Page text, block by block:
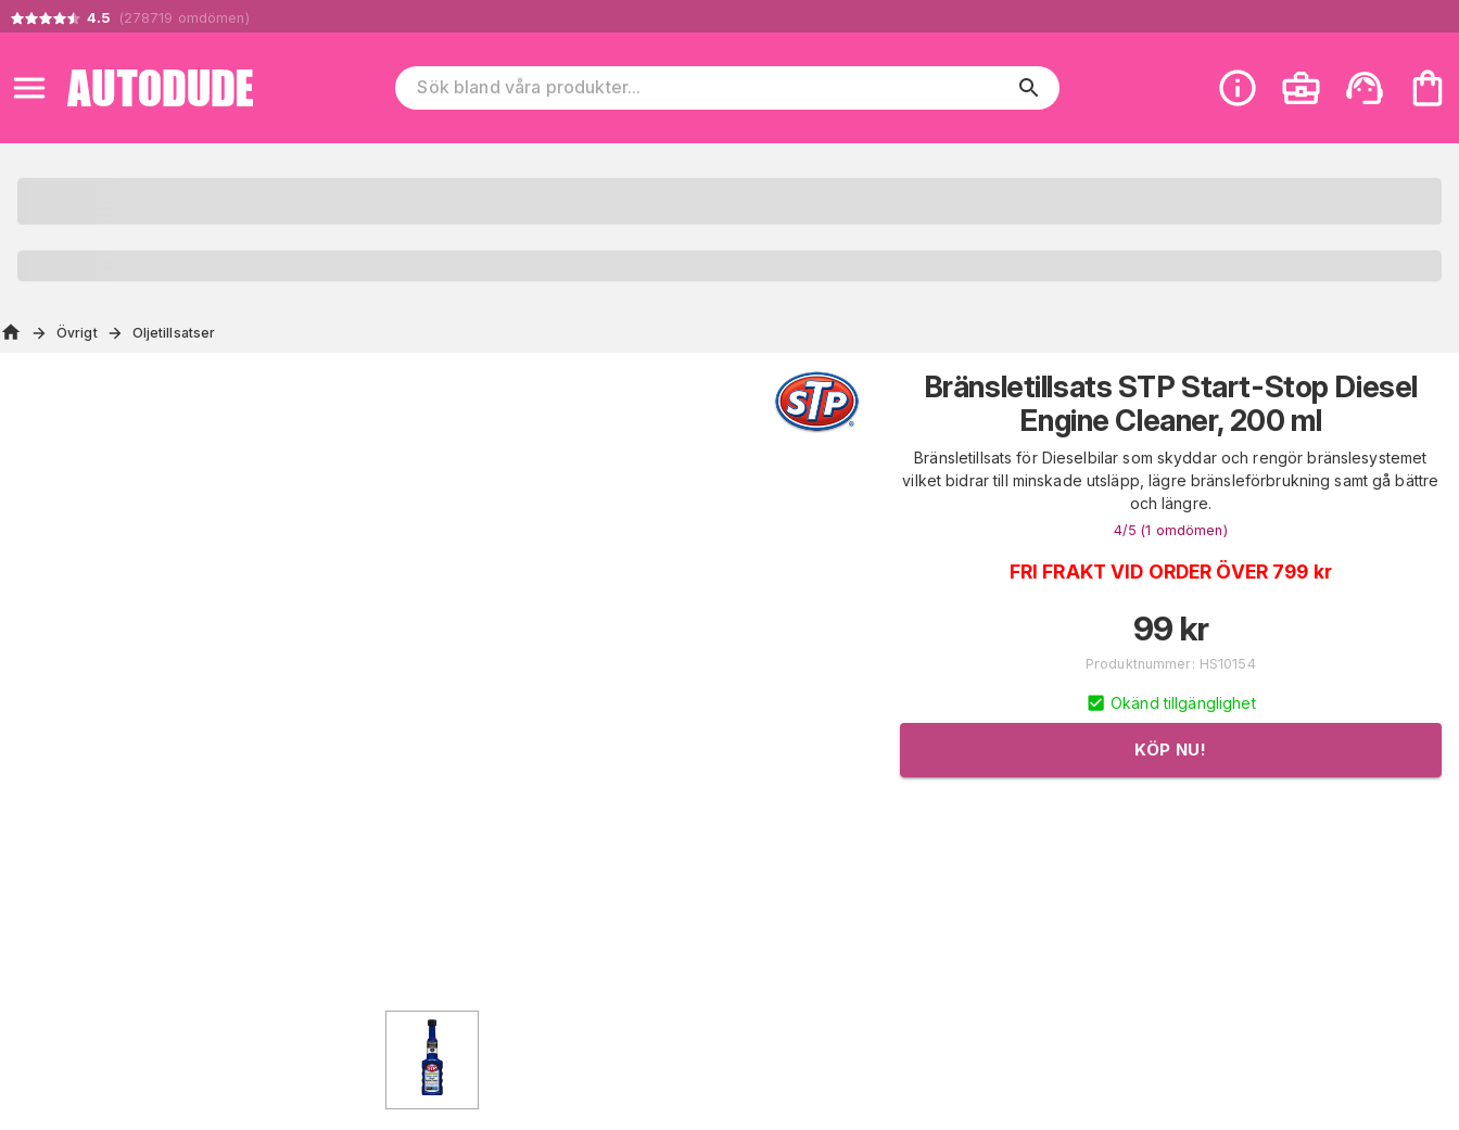
4.5 (278719 omdömen )
Övrigt Oljetillsatser
Bränsletillsats STP Start-Stop Diesel
Engine Cleaner, 200 ml
Bränsletillsats för Dieselbilar som skyddar och rengör bränslesystemet
vilket bidrar till minskade utsläpp, lägre bränsleförbrukning samt gå bättre
och längre.
4/5 (1 omdömen)
FRI FRAKT VID ORDER ÖVER 799 kr
99 kr
Produktnummer: HS10154
Okänd tillgänglighet
KÖP NU!